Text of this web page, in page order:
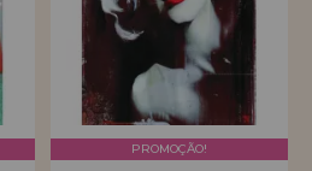
PROMOÇÃO!